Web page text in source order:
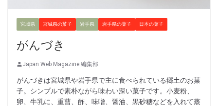
宮城県 宮城県の菓子 岩手県 岩手県の菓子 日本の菓子
がんづき
Japan Web Magazine 編集部
がんづきは宮城県や岩手県で主に食べられている郷土のお菓
子。シンプルで素朴ながら味わい深い菓子です。小麦粉、
卵、牛乳に、重曹、酢、味噌、醤油、黒砂糖などを入れて蒸